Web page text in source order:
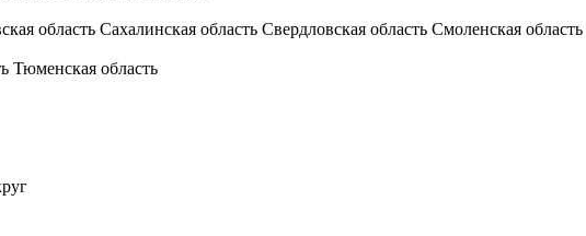
область Сахалинская область Свердловская область Смоленская область
Тюменская область